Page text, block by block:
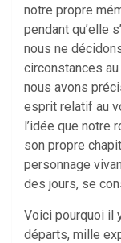
notre propre
pendant qu’elle
nous ne
circonstances
nous avons
esprit relatif au
l’idée que notre
son propre
personnage
des jours, se
Voici pourquoi il
départs, mille